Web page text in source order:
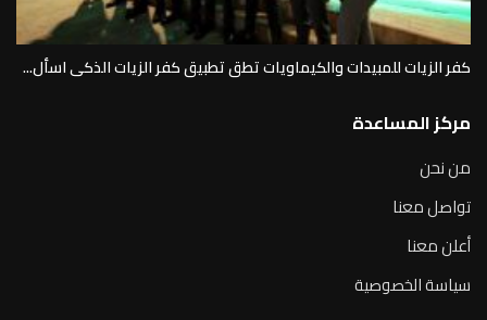
كفر الزيات للمبيدات والكيماويات تطق تطبيق كفر الزيات الذكى اسأل...
مركز المساعدة
من نحن
تواصل معنا
أعلن معنا
سياسة الخصوصية